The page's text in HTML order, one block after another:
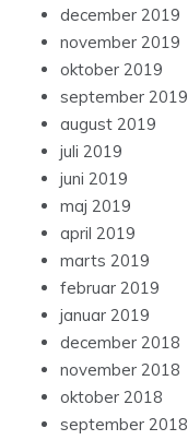
december 2019
november 2019
oktober 2019
september 2019
august 2019
juli 2019
juni 2019
maj 2019
april 2019
marts 2019
februar 2019
januar 2019
december 2018
november 2018
oktober 2018
september 2018